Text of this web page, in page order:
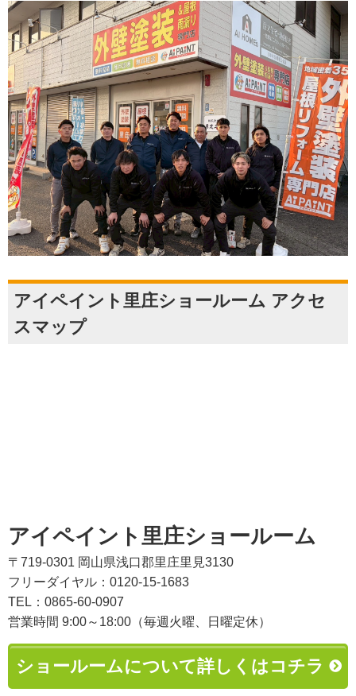
アイペイント里庄ショールーム アクセ
スマップ
アイペイント里庄ショールーム
〒719-0301 岡山県浅口郡里庄里見3130
フリーダイヤル：0120-15-1683
TEL：0865-60-0907
営業時間 9:00～18:00（毎週火曜、日曜定休）
ショールームについて詳しくはコチラ